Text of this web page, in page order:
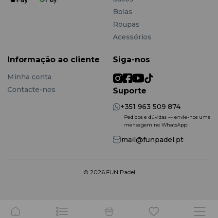
Bolas
Roupas
Acessórios
Informação ao cliente
Minha conta
Contacte-nos
Siga-nos
Suporte
+351 963 509 874
Pedidos e dúvidas — envie-nos uma
mensagem no WhatsApp
mail@funpadel.pt
© 2026 FUN Padel